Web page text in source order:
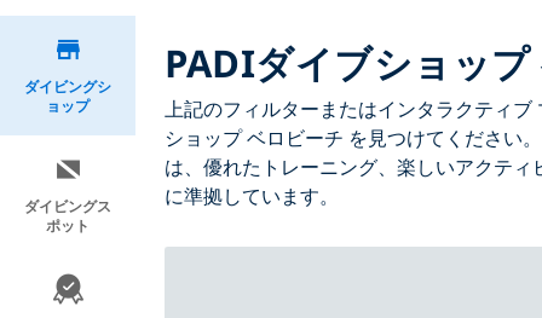
ダイビングシ
ョップ
ダイビングス
ポット
PADIダイブショッ
上記のフィルターまたはインタラクティ
ショップ ベロビーチ を見つけてください
は、優れたトレーニング、楽しいアクテ
に準拠しています。